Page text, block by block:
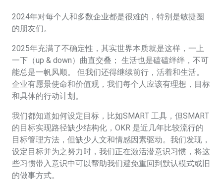
2024年对每个人和多数企业都是很难的，特别是敏捷圈
的朋友们。
2025年充满了不确定性，其实世界本质就是这样，一上
一下（up & down）曲直交叠； 生活也是磕磕绊绊，不可
能总是一帆风顺。 但我们还得继续前行，活着和生活。
企业有愿景使命和价值观，我们每个人应该有理想，目标
和具体的行动计划。
我们都知道如何设定目标，比如SMART 工具，但SMART
的目标实现路径缺少结构化，OKR 是近几年比较流行的
目标管理方法，但缺少人文和情感因素驱动。我们发现，
设定目标并为之努力时，我们正在激活潜意识习惯，将这
些习惯带入意识中可以帮助我们避免重回到默认模式或旧
的做事方式。